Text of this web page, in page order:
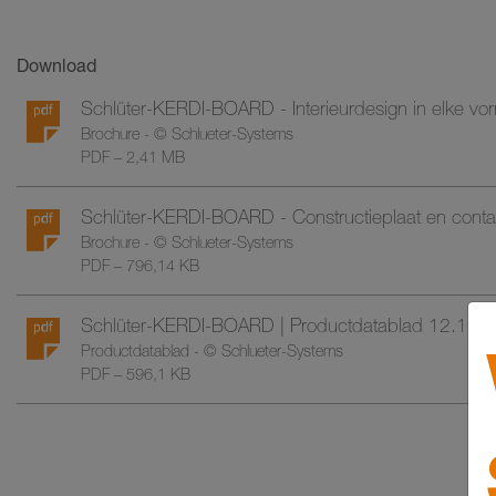
Download
Schlüter-KERDI-BOARD - Interieurdesign in elke
Brochure - © Schlueter-Systems
PDF – 2,41 MB
Schlüter-KERDI-BOARD - Constructieplaat en
Brochure - © Schlueter-Systems
PDF – 796,14 KB
Schlüter-KERDI-BOARD | Productdatablad 12.1
Productdatablad - © Schlueter-Systems
PDF – 596,1 KB